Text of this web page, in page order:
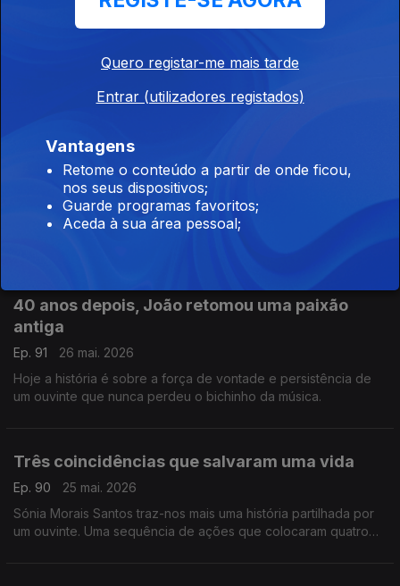
28 mai. 2026
A Sónia Morais Santos hoje traz-nos uma história enviada por
um ouvinte assíduo.
Há milagres na medicina
27 mai. 2026
Hoje, a Sónia Morais Santos traz-nos a história de Kate que
40 anos depois, João retomou uma paixão
antiga
Ep. 91
26 mai. 2026
Hoje a história é sobre a força de vontade e persistência de
um ouvinte que nunca perdeu o bichinho da música.
Três coincidências que salvaram uma vida
Ep. 90
25 mai. 2026
Sónia Morais Santos traz-nos mais uma história partilhada por
um ouvinte. Uma sequência de ações que colocaram quatro
Quero registar-me mais tarde
Entrar (utilizadores registados)
Vantagens
Retome o conteúdo a partir de onde ficou,
nos seus dispositivos;
Guarde programas favoritos;
Aceda à sua área pessoal;